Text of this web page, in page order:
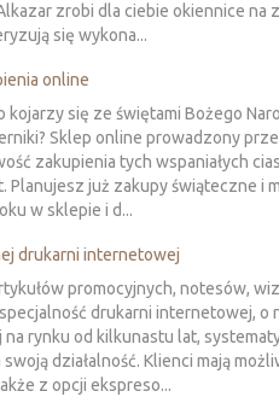
zrobi dla ciebie okiennice na
się wykona...
online
kojarzy się ze świętami Bożego
Sklep online prowadzony
zakupienia tych wspaniałych
Planujesz już zakupy świąteczne i
w sklepie i d...
drukarni internetowej
promocyjnych, notesów,
drukarni internetowej, o
na rynku od kilkunastu lat,
działalność. Klienci mają
z opcji ekspreso...